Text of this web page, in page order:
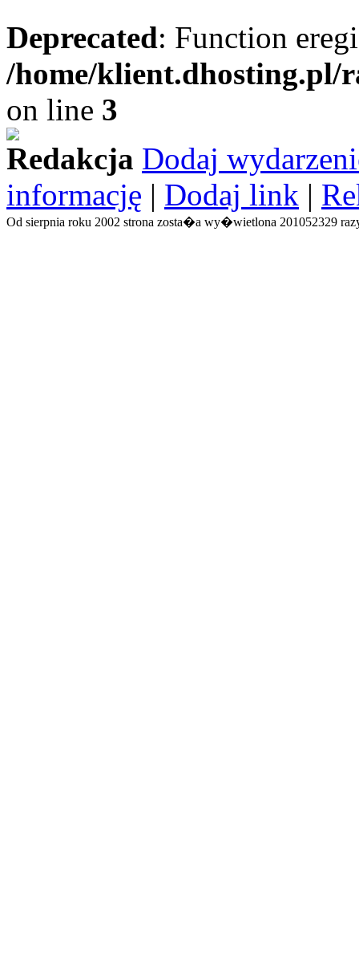
Deprecated: Function
/home/
on line 3
Redakcja Dodaj
informację | Dodaj link |
Od sierpnia roku 2002 strona zosta�a wy�wietlona 201052329